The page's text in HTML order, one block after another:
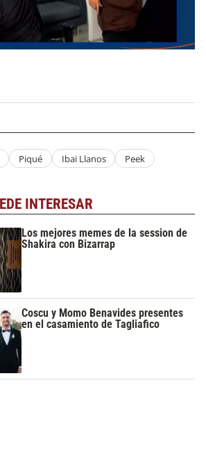
Piqué Ibai Llanos Peek
INTERESAR
Los mejores memes de la session de
Shakira con Bizarrap
Coscu y Momo Benavides presentes
en el casamiento de Tagliafico